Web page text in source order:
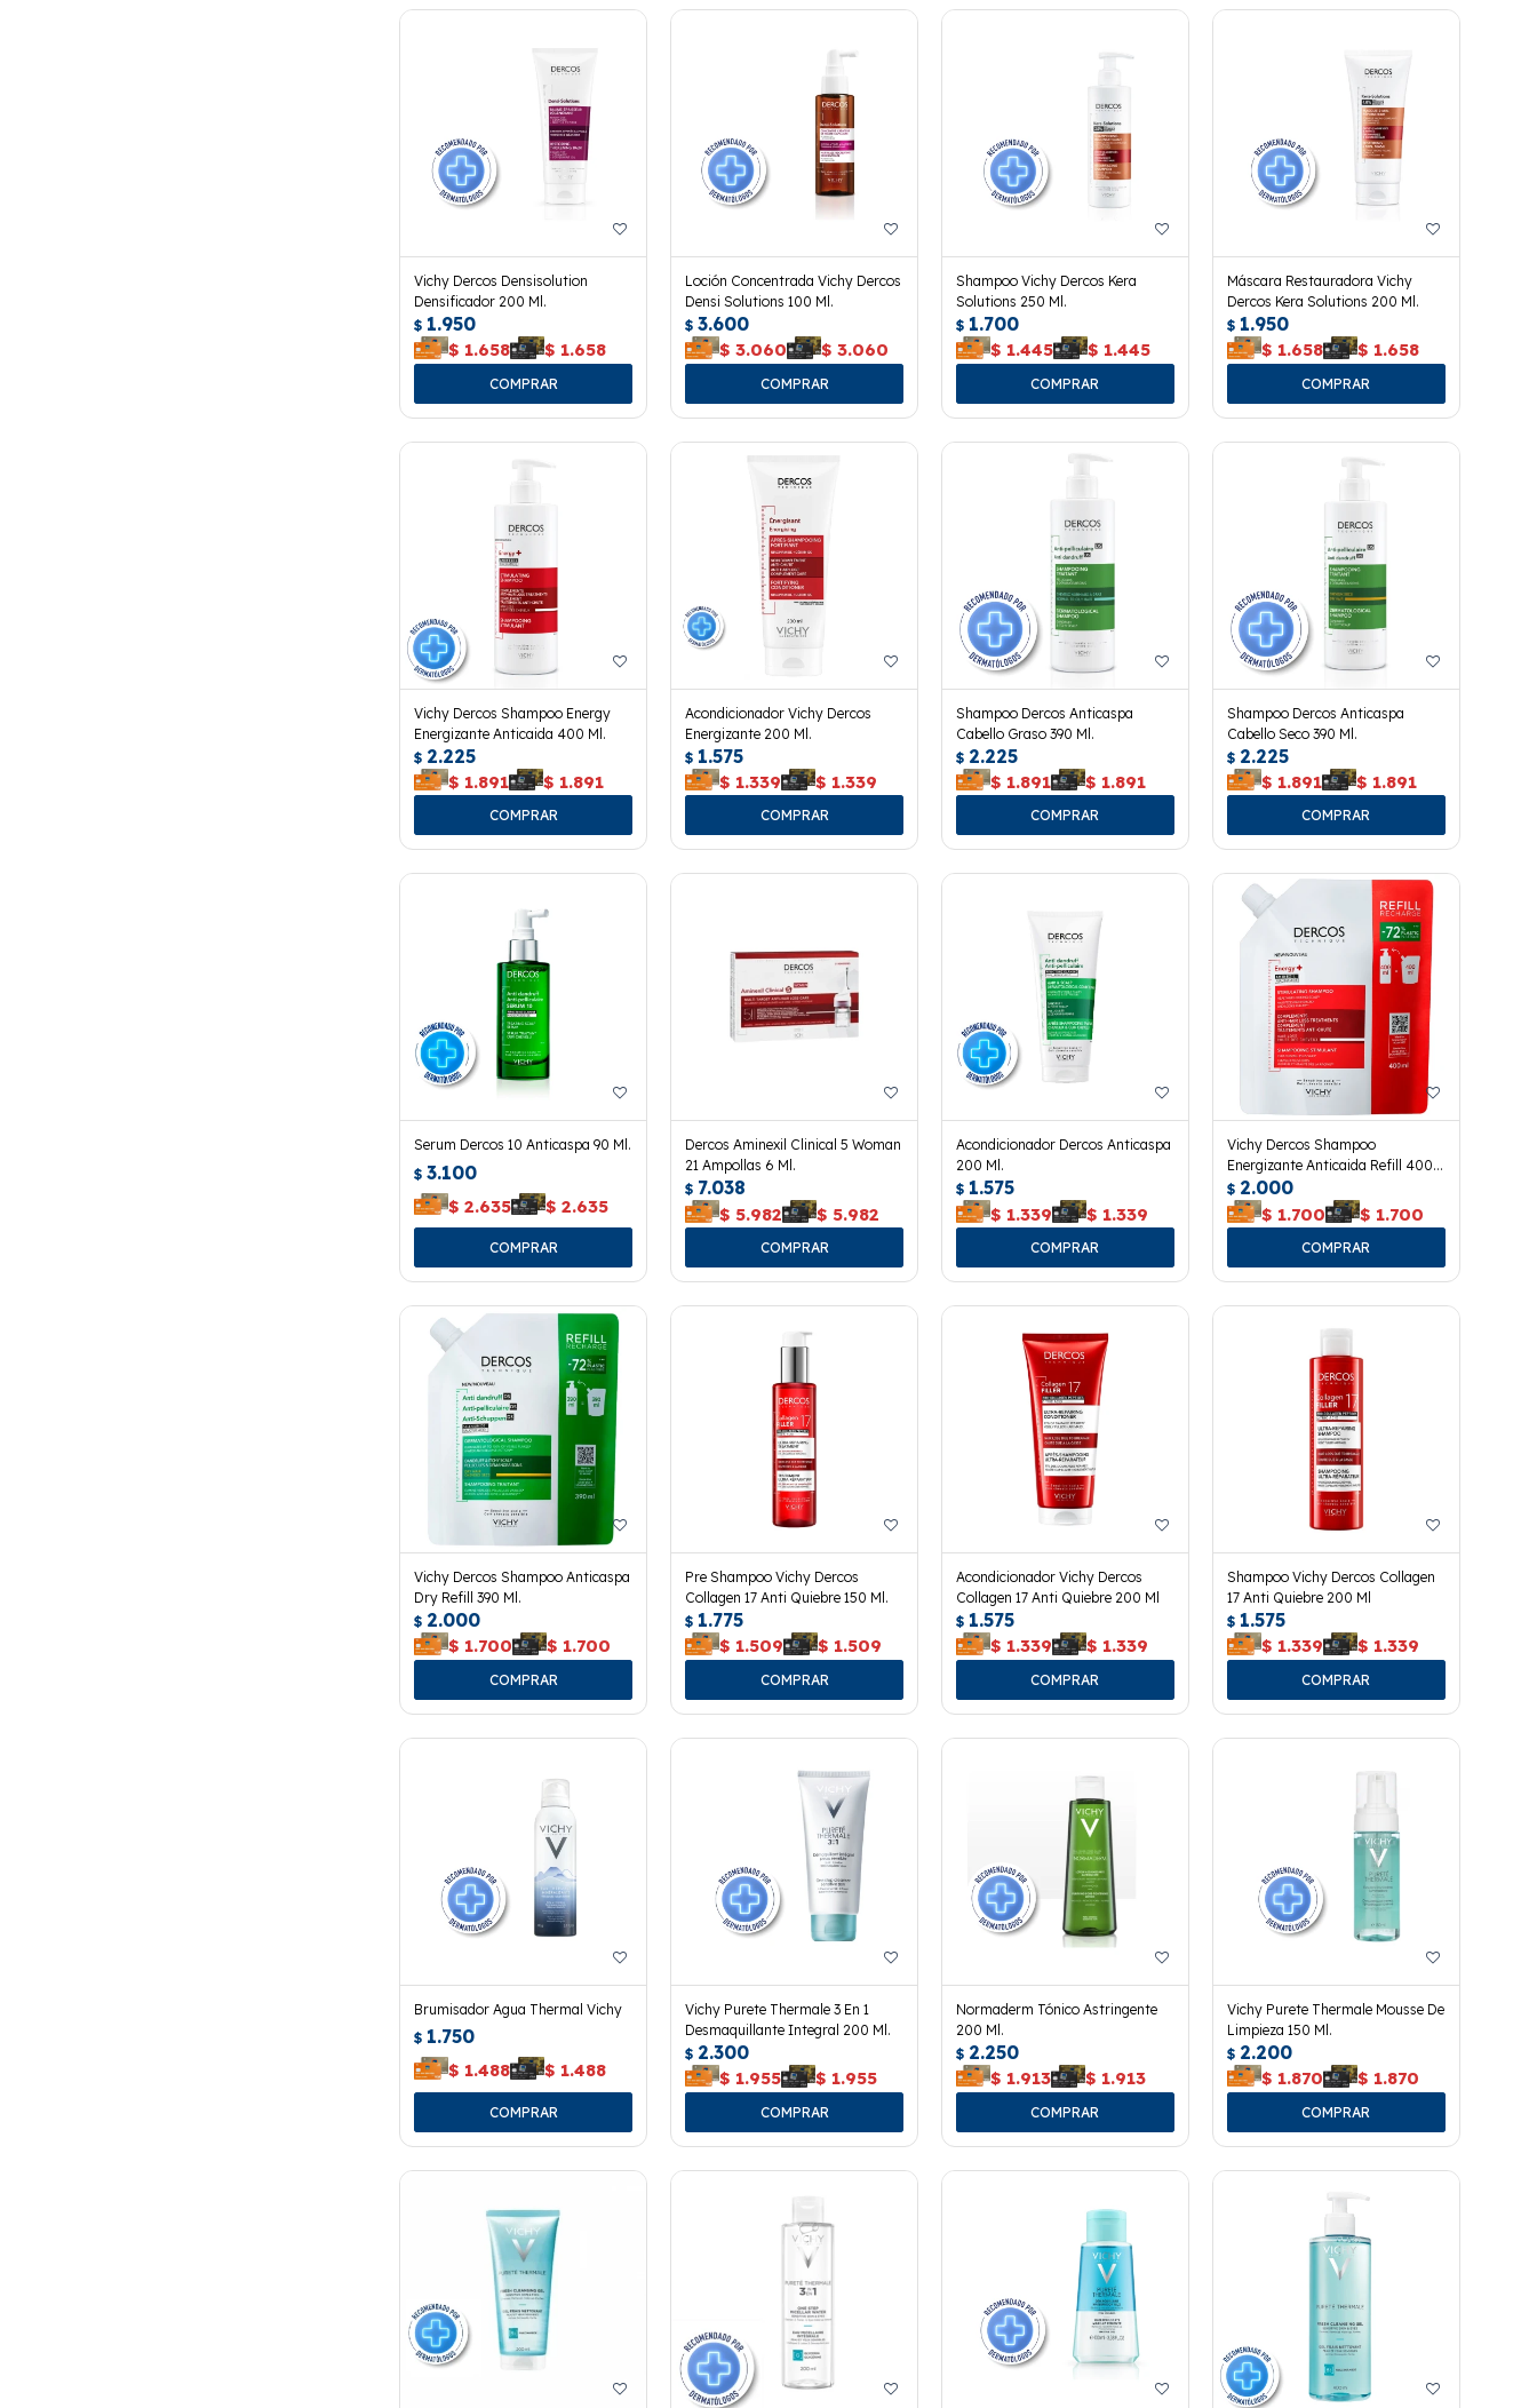
Vichy Dercos Densisolution
Densificador 200 Ml.
$ 1.950
$ 1.658 $ 1.658
Loción Concentrada Vichy Dercos
Densi Solutions 100 Ml.
$ 3.600
$ 3.060 $ 3.060
Shampoo Vichy Dercos Kera
Solutions 250 Ml.
$ 1.700
$ 1.445 $ 1.445
Máscara Restauradora Vichy
Dercos Kera Solutions 200 Ml.
$ 1.950
$ 1.658 $ 1.658
Vichy Dercos Shampoo Energy
Energizante Anticaida 400 Ml.
$ 2.225
$ 1.891 $ 1.891
Acondicionador Vichy Dercos
Energizante 200 Ml.
$ 1.575
$ 1.339 $ 1.339
Shampoo Dercos Anticaspa
Cabello Graso 390 Ml.
$ 2.225
$ 1.891 $ 1.891
Shampoo Dercos Anticaspa
Cabello Seco 390 Ml.
$ 2.225
$ 1.891 $ 1.891
Serum Dercos 10 Anticaspa 90 Ml.
$ 3.100
$ 2.635 $ 2.635
Dercos Aminexil Clinical 5 Woman
21 Ampollas 6 Ml.
$ 7.038
$ 5.982 $ 5.982
Acondicionador Dercos Anticaspa
200 Ml.
$ 1.575
$ 1.339 $ 1.339
Vichy Dercos Shampoo
Energizante Anticaida Refill 400
Ml.
$ 2.000
$ 1.700 $ 1.700
Vichy Dercos Shampoo Anticaspa
Dry Refill 390 Ml.
$ 2.000
$ 1.700 $ 1.700
Pre Shampoo Vichy Dercos
Collagen 17 Anti Quiebre 150 Ml.
$ 1.775
$ 1.509 $ 1.509
Acondicionador Vichy Dercos
Collagen 17 Anti Quiebre 200 Ml
$ 1.575
$ 1.339 $ 1.339
Shampoo Vichy Dercos Collagen
17 Anti Quiebre 200 Ml
$ 1.575
$ 1.339 $ 1.339
Brumisador Agua Thermal Vichy
$ 1.750
$ 1.488 $ 1.488
Vichy Purete Thermale 3 En 1
Desmaquillante Integral 200 Ml.
$ 2.300
$ 1.955 $ 1.955
Normaderm Tónico Astringente
200 Ml.
$ 2.250
$ 1.913 $ 1.913
Vichy Purete Thermale Mousse De
Limpieza 150 Ml.
$ 2.200
$ 1.870 $ 1.870